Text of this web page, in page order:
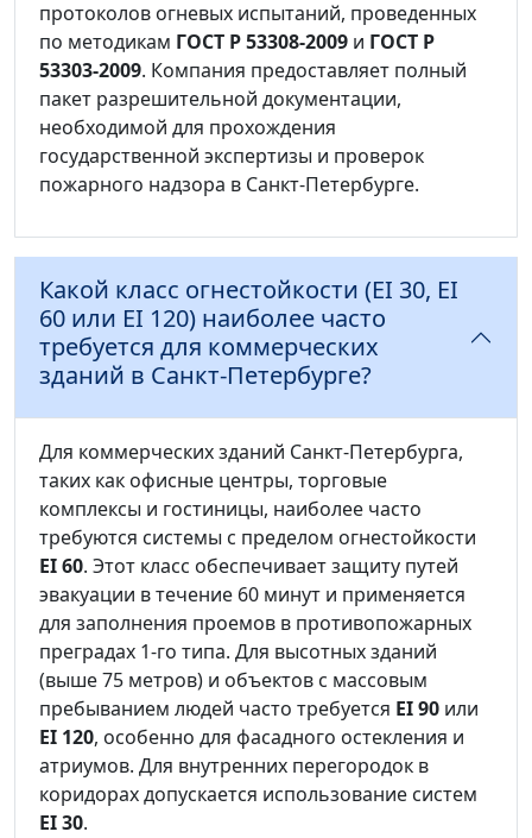
протоколов огневых испытаний, проведенных
по методикам ГОСТ Р 53308-2009 и ГОСТ Р
53303-2009. Компания предоставляет полный
пакет разрешительной документации,
необходимой для прохождения
государственной экспертизы и проверок
пожарного надзора в Санкт-Петербурге.
Какой класс огнестойкости (EI 30, EI
60 или EI 120) наиболее часто
требуется для коммерческих
зданий в Санкт-Петербурге?
Для коммерческих зданий Санкт-Петербурга,
таких как офисные центры, торговые
комплексы и гостиницы, наиболее часто
требуются системы с пределом огнестойкости
EI 60. Этот класс обеспечивает защиту путей
эвакуации в течение 60 минут и применяется
для заполнения проемов в противопожарных
преградах 1-го типа. Для высотных зданий
(выше 75 метров) и объектов с массовым
пребыванием людей часто требуется EI 90 или
EI 120, особенно для фасадного остекления и
атриумов. Для внутренних перегородок в
коридорах допускается использование систем
EI 30.